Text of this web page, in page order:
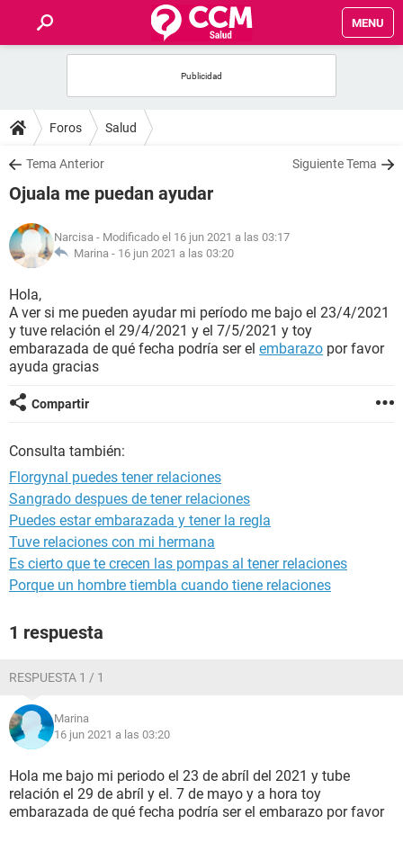
MENU
FOROS
SALUD
FAMILIA
NUTRICIÓN
BIENESTAR
SEXUALIDAD
GLOSARIO
Foros Salud
Tema Anterior Siguiente Tema
Ojuala me puedan ayudar
Narcisa - Modificado el 16 jun 2021 a las 03:17
Marina - 16 jun 2021 a las 03:20
Hola,
A ver si me pueden ayudar mi período me bajo el 23/4/2021
y tuve relación el 29/4/2021 y el 7/5/2021 y toy
embarazada de qué fecha podría ser el embarazo por favor
ayuda gracias
Compartir
Consulta también:
Florgynal puedes tener relaciones
Sangrado despues de tener relaciones
Puedes estar embarazada y tener la regla
Tuve relaciones con mi hermana
Es cierto que te crecen las pompas al tener relaciones
Porque un hombre tiembla cuando tiene relaciones
1 respuesta
RESPUESTA 1 / 1
Marina
16 jun 2021 a las 03:20
Hola me bajo mi periodo el 23 de abríl del 2021 y tube
relación el 29 de abríl y el. 7 de mayo y a hora toy
embarazada de qué fecha podría ser el embarazo por favor